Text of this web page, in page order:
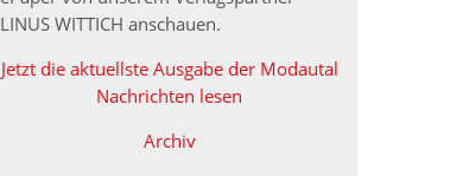
LINUS WITTICH anschauen.
Jetzt die aktuellste Ausgabe der Modautal
Nachrichten lesen
Archiv